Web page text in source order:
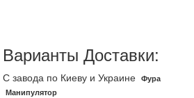
Варианты Доставки:
С завода по Киеву и Украине Фура
Манипулятор